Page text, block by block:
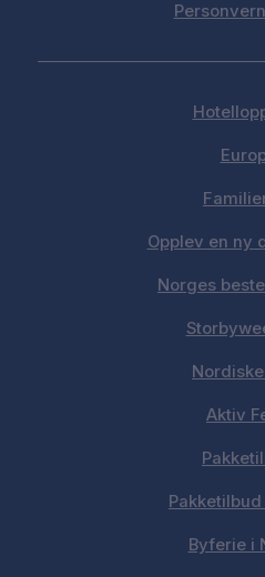
Opplev en ny
Norges
Aktiv
Byferie i